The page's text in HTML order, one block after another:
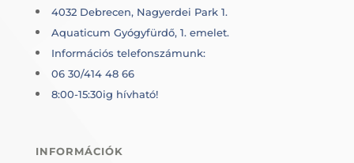
4032 Debrecen, Nagyerdei Park 1.
Aquaticum Gyógyfürdő, 1. emelet.
Információs telefonszámunk:
06 30/414 48 66
8:00-15:30ig hívható!
INFORMÁCIÓK